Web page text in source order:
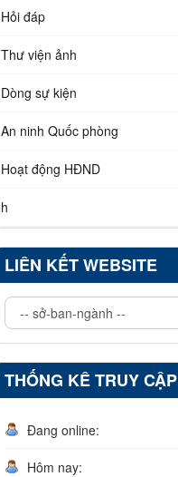
Hỏi đáp
Thư viện ảnh
Dòng sự kiện
An ninh Quốc phòng
Hoạt động HĐND
h
LIÊN KẾT WEBSITE
THỐNG KÊ TRUY CẬP
Đang online:
Hôm nay: